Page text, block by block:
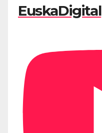
EuskaDigital